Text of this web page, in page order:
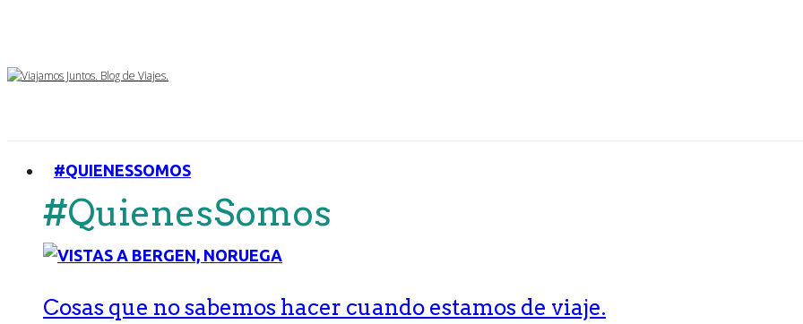
#QUIENESSOMOS
#QuienesSomos
Cosas que no sabemos hacer cuando estamos de viaje.